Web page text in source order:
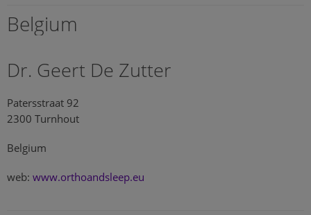
Belgium
Dr. Geert De Zutter
Patersstraat 92
2300 Turnhout
Belgium
web: www.orthoandsleep.eu